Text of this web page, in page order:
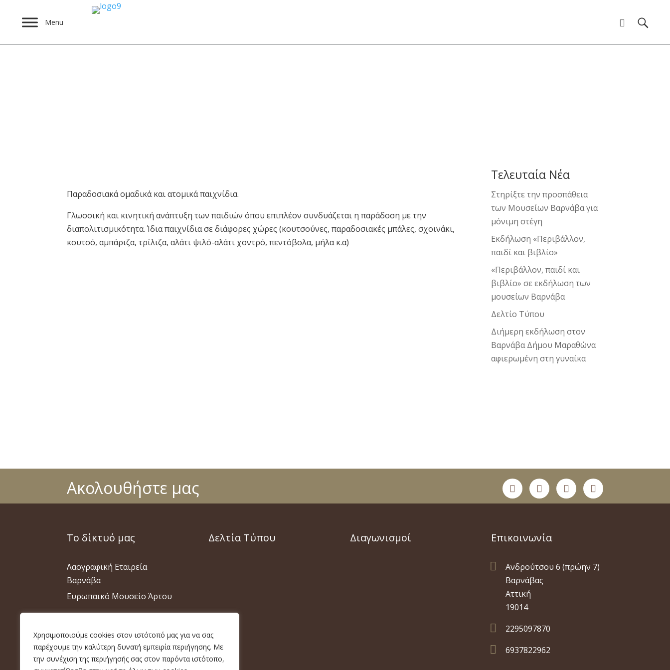
Χρησιμοποιούμε cookies στον ιστότοπό μας για να σας
παρέχουμε την καλύτερη δυνατή εμπειρία περιήγησης. Με
την συνέχιση της περιήγησής σας στον παρόντα ιστότοπο,
Menu
Παραδοσιακά ομαδικά και ατομικά παιχνίδια.
Γλωσσική και κινητική ανάπτυξη των παιδιών όπου επιπλέον συνδυάζεται η παράδοση με την
διαπολιτισμικότητα. Ίδια παιχνίδια σε διάφορες χώρες (κουτσούνες, παραδοσιακές μπάλες, σχοινάκι,
κουτσό, αμπάριζα, τρίλιζα, αλάτι ψιλό-αλάτι χοντρό, πεντόβολα, μήλα κ.α)
Τελευταία Νέα
Στηρίξτε την προσπάθεια
των Μουσείων Βαρνάβα για
μόνιμη στέγη
Εκδήλωση «Περιβάλλον,
παιδί και βιβλίο»
«Περιβάλλον, παιδί και
βιβλίο» σε εκδήλωση των
μουσείων Βαρνάβα
Δελτίο Τύπου
Διήμερη εκδήλωση στον
Βαρνάβα Δήμου Μαραθώνα
αφιερωμένη στη γυναίκα
Ακολουθήστε μας
Το δίκτυό μας
Λαογραφική Εταιρεία
Βαρνάβα
Ευρωπαικό Μουσείο Άρτου
Δελτία Τύπου Διαγωνισμοί Επικοινωνία

Ανδρούτσου 6 (πρώην 7)
Βαρνάβας
Αττική
19014
 2295097870
 6937822962